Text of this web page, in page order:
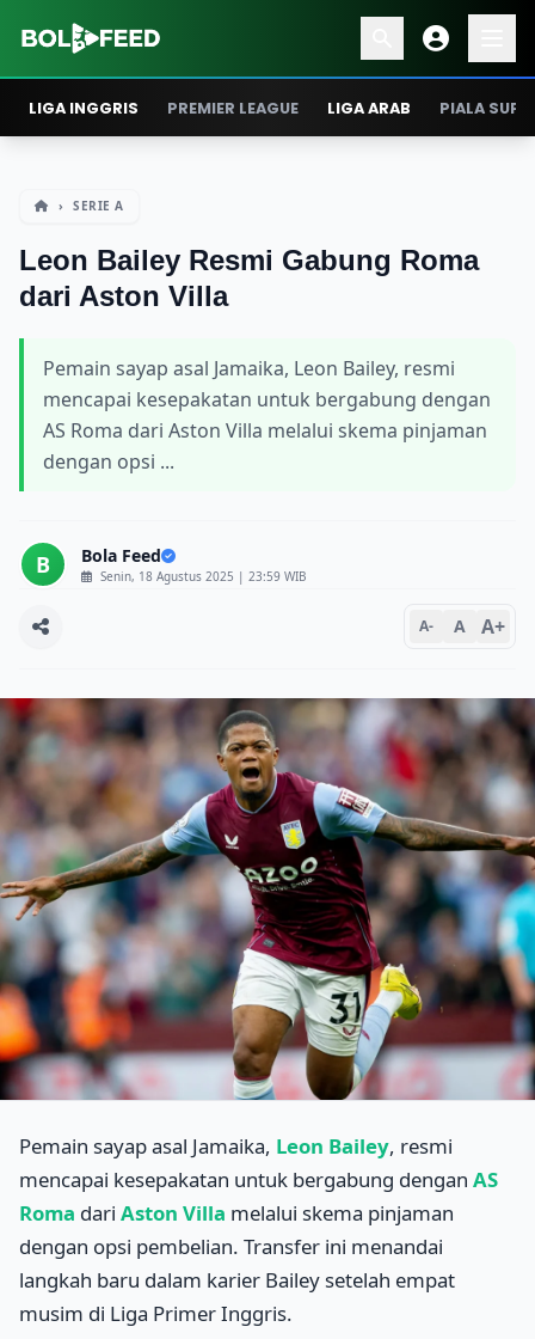
LIGA INGGRIS PREMIER LEAGUE LIGA ARAB PIALA
› SERIE A
Leon Bailey Resmi Gabung Roma
dari Aston Villa
Pemain sayap asal Jamaika, Leon Bailey, resmi
mencapai kesepakatan untuk bergabung dengan
AS Roma dari Aston Villa melalui skema pinjaman
dengan opsi ...
B Bola Feed
Senin, 18 Agustus 2025 | 23:59 WIB
A- A A+
Pemain sayap asal Jamaika, Leon Bailey, resmi
mencapai kesepakatan untuk bergabung dengan AS
Roma dari Aston Villa melalui skema pinjaman
dengan opsi pembelian. Transfer ini menandai
langkah baru dalam karier Bailey setelah empat
musim di Liga Primer Inggris.